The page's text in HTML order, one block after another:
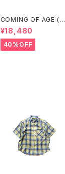
COMING OF AGE (カ
ミングオブエイジ) DRA
WSTRING MINI SKIR
T（GINGHAM TURQ
UOISE/BROWN）
¥18,480
40%OFF